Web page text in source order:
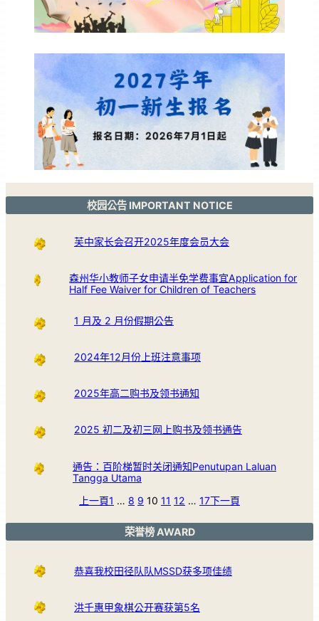
校园公告 IMPORTANT NOTICE
芙中家长会召开2025年度会员大会
森州华小教师子女申请半免学费事宜Application for
Half Fee Waiver for Children of Teachers
1 月及 2 月份假期公告
2024年12月份上班注意事项
2025年高二购书及领书通知
2025 初二及初三网上购书及领书通告
通告：百阶梯暂时关闭通知Penutupan Laluan
Tangga Utama
上一頁1 … 8 9 10 11 12 … 17下一頁
荣誉榜 AWARD
恭喜我校田径队队MSSD获多项佳绩
洪千惠甲象棋公开赛获第5名